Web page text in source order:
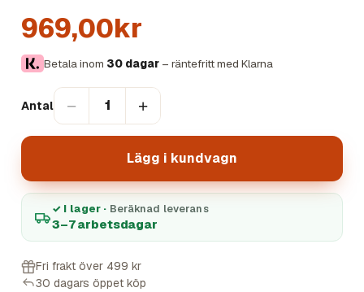
969,00kr
Betala inom 30 dagar – räntefritt med Klarna
Antal − 1 +
Lägg i kundvagn
✓ I lager · Beräknad leverans
3–7 arbetsdagar
Fri frakt över 499 kr
30 dagars öppet köp